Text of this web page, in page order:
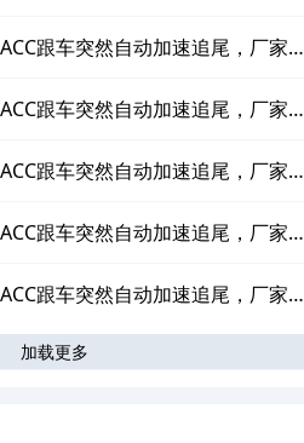
国标EDR数据
跟车突然自动加速追尾，厂家拒
国标EDR数据
跟车突然自动加速追尾，厂家拒
国标EDR数据
跟车突然自动加速追尾，厂家拒
始EDR数据
跟车突然自动加速追尾，厂家拒
始EDR数据
跟车突然自动加速追尾，厂家拒
始EDR数据
加载更多